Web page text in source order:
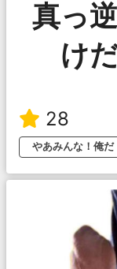
真っ
け
28
やあみんな！俺だ